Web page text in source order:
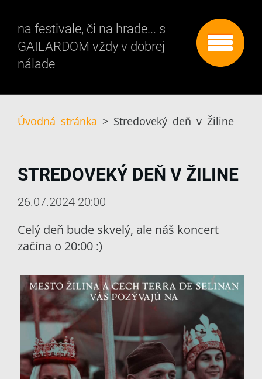
na festivale, či na hrade... s
GAILARDOM vždy v dobrej
nálade
Úvodná stránka > Stredoveký deň v Žiline
STREDOVEKÝ DEŇ V ŽILINE
26.07.2024 20:00
Celý deň bude skvelý, ale náš koncert
začína o 20:00 :)